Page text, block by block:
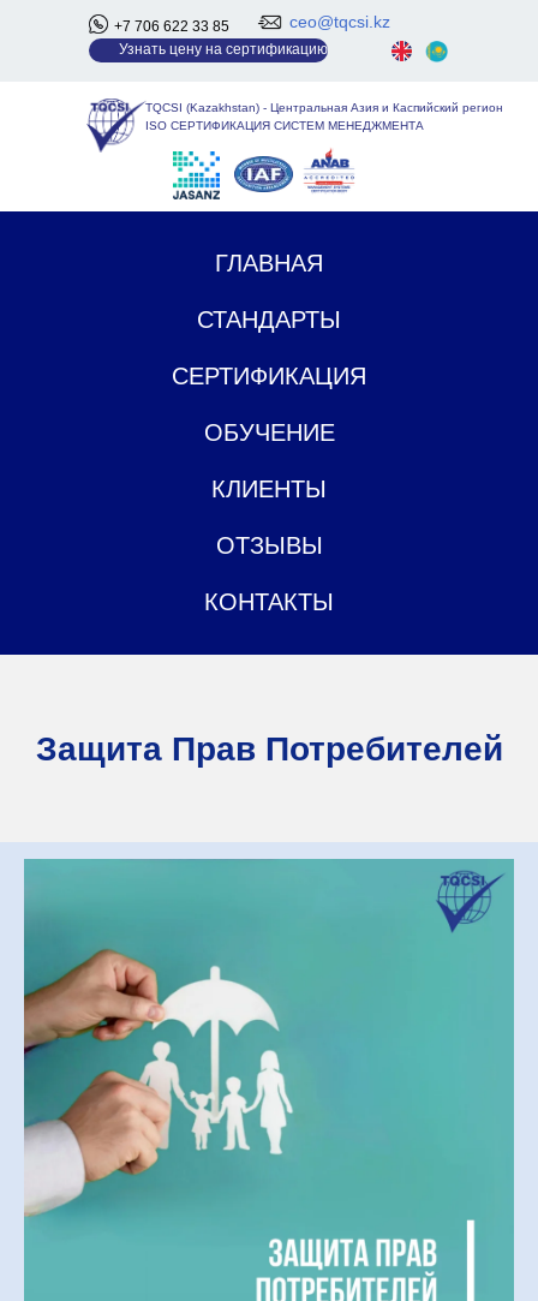
+7 706 622 33 85 ceo@tqcsi.kz
Узнать цену на сертификацию
TQCSI (Kazakhstan) - Центральная Азия и Каспийский регион
ISO СЕРТИФИКАЦИЯ СИСТЕМ МЕНЕДЖМЕНТА
ГЛАВНАЯ
СТАНДАРТЫ
СЕРТИФИКАЦИЯ
ОБУЧЕНИЕ
КЛИЕНТЫ
ОТЗЫВЫ
КОНТАКТЫ
Защита Прав Потребителей